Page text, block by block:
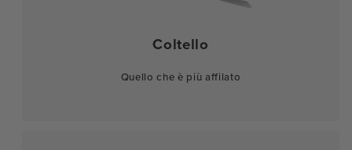
Coltello
Quello che è più affilato